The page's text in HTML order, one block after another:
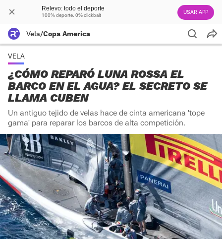
Relevo: todo el deporte
100% deporte. 0% clickbait USAR APP
Vela/Copa America
VELA
¿CÓMO REPARÓ LUNA ROSSA EL
BARCO EN EL AGUA? EL SECRETO SE
LLAMA CUBEN
Un antiguo tejido de velas hace de cinta americana 'tope
gama' para reparar los barcos de alta competición.